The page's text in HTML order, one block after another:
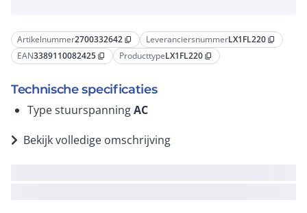
Artikelnummer2700332642 content_copy LeveranciersnummerLX1FL220 content_copy
EAN3389110082425 content_copy ProducttypeLX1FL220 content_copy
Technische specificaties
Type stuurspanningAC
Bekijk volledige omschrijving